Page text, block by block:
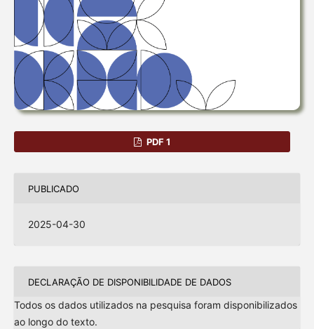
PDF 1
PUBLICADO
2025-04-30
DECLARAÇÃO DE DISPONIBILIDADE DE DADOS
Todos os dados utilizados na pesquisa foram disponibilizados
ao longo do texto.